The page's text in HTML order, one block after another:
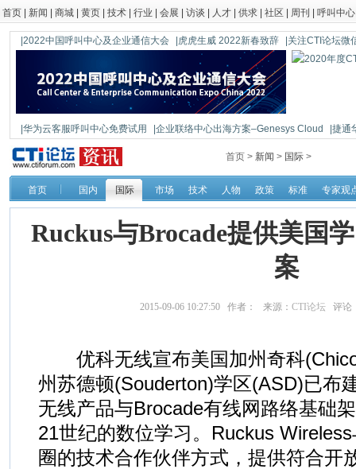
首页 新闻 商城 黄页 技术 行业 会展 访谈 人才 供求 社区 周刊 呼叫中心
|2022中国呼叫中心及企业通信大会 |虎虎生威 2022新春致辞 |关注CTI论坛微
|华为云客服呼叫中心免费试用 |企业联络中心出海方案–Genesys Cloud
|捷通
|鼎信通达新一代语音网关DAG1000-4S
首页 > 新闻 > 国际 >
首页 国内 国际 市场 技术 人物 政策 标准 专家观
Ruckus与Brocade提供美国
案
2015-09-06 10:27:50 作者： 来源： CTI论坛 评论
优科无线宣布美国加州奇科
州苏德顿(Souderton)学区(ASD)已布
无线产品与Brocade有线网路络基础
21世纪的数位学习。Ruckus
圈的技术合作伙伴方式，提供符合开